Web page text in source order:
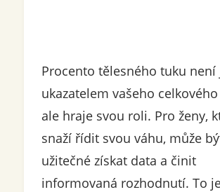
Procento tělesného tuku
ukazatelem vašeho
ale hraje svou roli. Pro ženy,
snaží řídit svou váhu, může
užitečné získat data a činit
informovaná rozhodnutí. To